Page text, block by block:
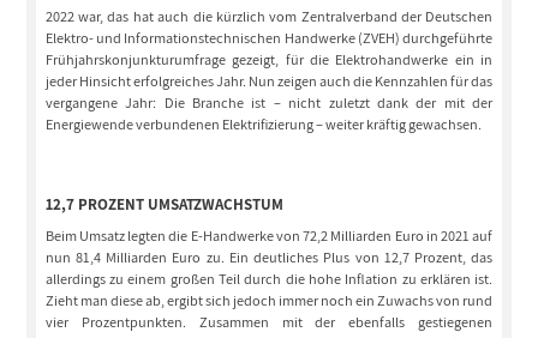
2022 war, das hat auch die kürzlich vom Zentralverband der Deutschen
Elektro- und Informationstechnischen Handwerke (ZVEH) durchgeführte
Frühjahrskonjunkturumfrage gezeigt, für die Elektrohandwerke ein in
jeder Hinsicht erfolgreiches Jahr. Nun zeigen auch die Kennzahlen für das
vergangene Jahr: Die Branche ist – nicht zuletzt dank der mit der
Energiewende verbundenen Elektrifizierung – weiter kräftig gewachsen.
12,7 PROZENT UMSATZWACHSTUM
Beim Umsatz legten die E-Handwerke von 72,2 Milliarden Euro in 2021 auf
nun 81,4 Milliarden Euro zu. Ein deutliches Plus von 12,7 Prozent, das
allerdings zu einem großen Teil durch die hohe Inflation zu erklären ist.
Zieht man diese ab, ergibt sich jedoch immer noch ein Zuwachs von rund
vier Prozentpunkten. Zusammen mit der ebenfalls gestiegenen